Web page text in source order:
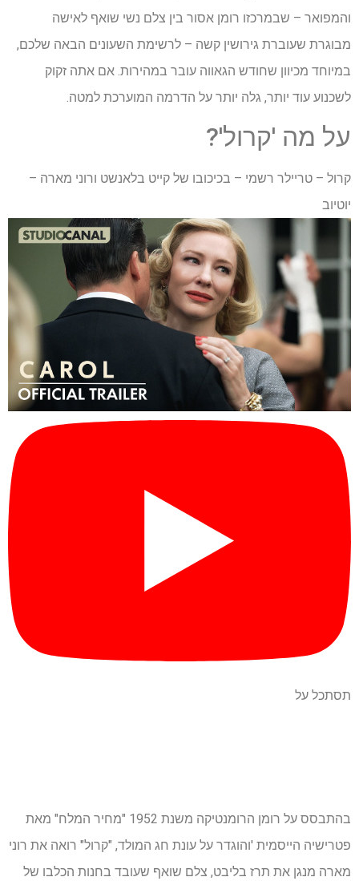
והמפואר – שבמרכזו רומן אסור בין צלם נשי שואף לאישה
מבוגרת שעוברת גירושין קשה – לרשימת השעונים הבאה שלכם,
במיוחד מכיוון שחודש הגאווה עובר במהירות. אם אתה זקוק
לשכנוע עוד יותר, גלה יותר על הדרמה המוערכת למטה.
על מה 'קרול'?
קרול – טריילר רשמי – בכיכובו של קייט בלאנשט ורוני מארה –
יוטיוב
תסתכל על
בהתבסס על רומן הרומנטיקה משנת 1952 "מחיר המלח" מאת
פטרישיה הייסמית 'והוגדר על עונת חג המולד, "קרול" רואה את רוני
מארה מנגן את תרז בליבט, צלם שואף שעובד בחנות הכלבו של